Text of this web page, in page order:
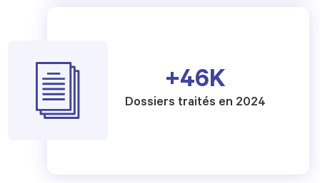
+46K
Dossiers traités en 2024